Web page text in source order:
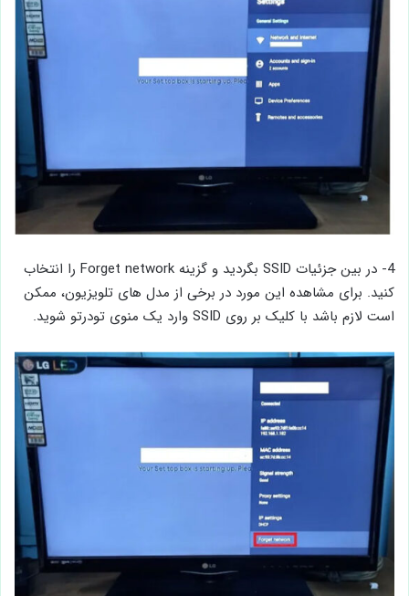
4- در بین جزئیات SSID بگردید و گزینه Forget network را انتخاب
کنید. برای مشاهده این مورد در برخی از مدل‌ های تلویزیون، ممکن
است لازم باشد با کلیک بر روی SSID وارد یک منوی تودرتو شوید.